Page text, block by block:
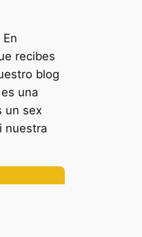
recibes
blog
una
un sex
nuestra